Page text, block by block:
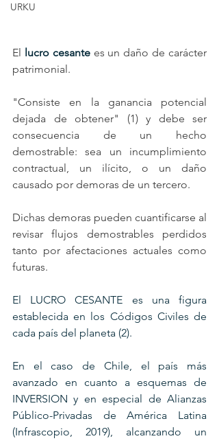
URKU
El lucro cesante es un daño de carácter
patrimonial.
"Consiste en la ganancia potencial
dejada de obtener" (1) y debe ser
consecuencia de un hecho
demostrable: sea un incumplimiento
contractual, un ilícito, o un daño
causado por demoras de un tercero.
Dichas demoras pueden cuantificarse al
revisar flujos demostrables perdidos
tanto por afectaciones actuales como
futuras.
El LUCRO CESANTE es una figura
establecida en los Códigos Civiles de
cada país del planeta (2).
En el caso de Chile, el país más
avanzado en cuanto a esquemas de
INVERSION y en especial de Alianzas
Público-Privadas de América Latina
(Infrascopio, 2019), alcanzando un